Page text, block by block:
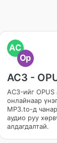
AC
Op
AC3 -
AC3-ийг
онлайнаар
MP3.to-д
аудио руу
алдагдалтай.